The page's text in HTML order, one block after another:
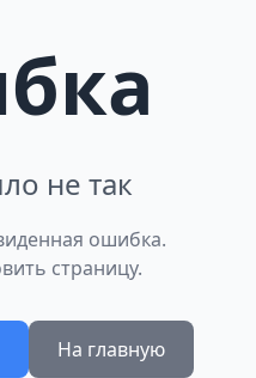
не так
ошибка.
страницу.
На главную